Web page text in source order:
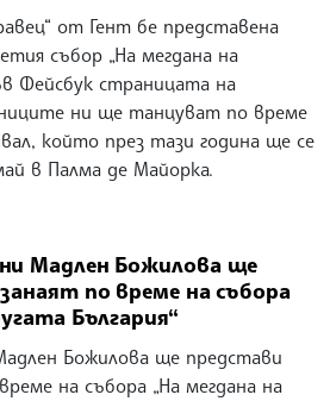
от Гент бе представена
събор „На мегдана на
Фейсбук страницата на
ни ще танцуват по време
който през тази година ще се
в Палма де Майорка.
Мадлен Божилова ще
по време на събора
България“
Божилова ще представи
на събора „На мегдана на